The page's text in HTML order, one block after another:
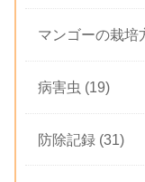
マンゴーの栽培
病害虫 (19)
防除記録 (31)